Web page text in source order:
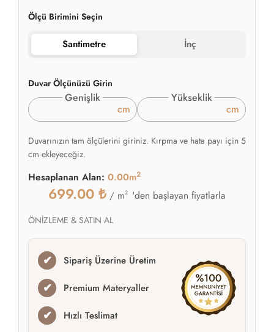
Ölçü Birimini Seçin
Santimetre İnç
Duvar Ölçünüzü Girin
Genişlik
cm
Yükseklik
cm
Duvarınızın tam ölçülerini giriniz. Kırpma ve hata payı için 5
cm ekleyeceğiz.
Hesaplanan Alan: 0.00m2
699.00 ₺ / m2 'den başlayan fiyatlarla
ÖNİZLEME & SATIN AL
✔ Sipariş Üzerine Üretim
✔ Premium Materyaller
✔ Hızlı Teslimat